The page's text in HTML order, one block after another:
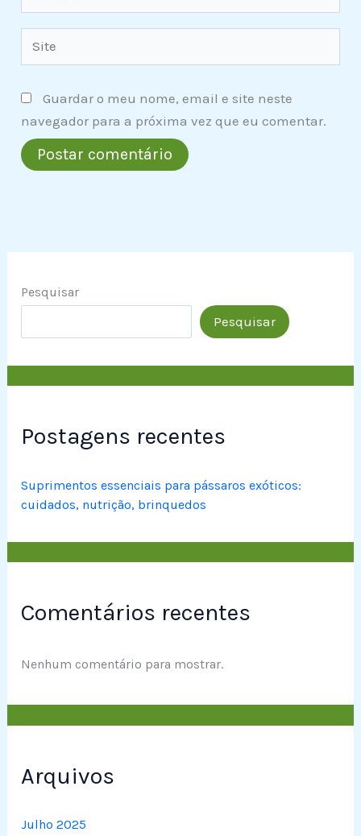
mail*
Site
Guardar o meu nome, email e site neste
navegador para a próxima vez que eu comentar.
Pesquisar
Pesquisar
Postagens recentes
Suprimentos essenciais para pássaros exóticos:
cuidados, nutrição, brinquedos
Comentários recentes
Nenhum comentário para mostrar.
Arquivos
Julho 2025